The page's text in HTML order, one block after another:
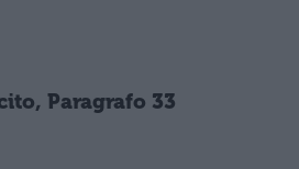
Paragrafo 33